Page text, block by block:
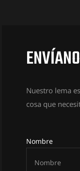
Nuestro lema
cosa que
Nombre